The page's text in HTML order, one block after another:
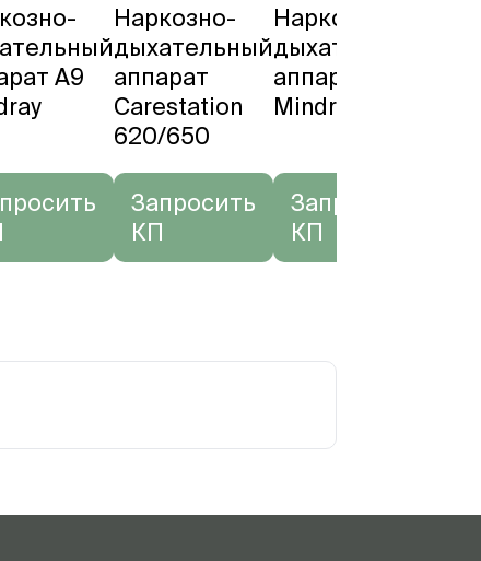
A9
Наркозно-
дыхательный
аппарат
Carestation
620/650
Запросить
КП
Наркозно-
дыхательный
аппарат A7
Mindray
Запросить
КП